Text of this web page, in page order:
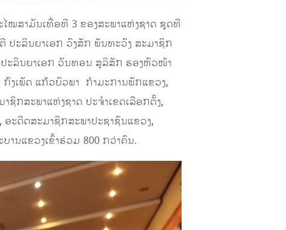
ໄໝສາມັນເທື່ອທີ 3 ຂອງສະພາແຫ່ງຊາດ ຊຸດທີ
ປະລິນຍາເອກ ວົງສັກ ພັນທະວົງ ສະມາຊິກ
ປະລິນຍາເອກ ວັນທອນ ສຸລິສັກ ຮອງຫົວໜ້າ
ງເພັດ ແກ້ວບົວພາ ກຳມະການພັກແຂວງ,
ຊິກສະພາແຫ່ງຊາດ ປະຈຳເຂດເລືອກຕັ້ງ,
ອະດີດສະມາຊິກສະພາປະຊາຊົນແຂວງ,​
ານແຂວງເຂົ້າຮ່ວມ 800 ກວ່າຄົນ.